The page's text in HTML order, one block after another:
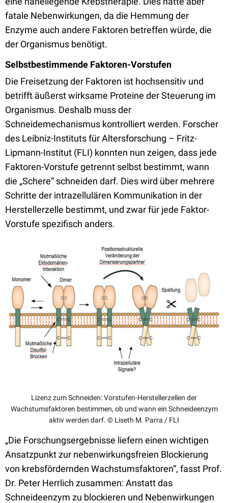
fatale Nebenwirkungen, da die Hemmung der
Enzyme auch andere Faktoren betreffen würde, die
der Organismus benötigt.
Selbstbestimmende Faktoren-Vorstufen
Die Freisetzung der Faktoren ist hochsensitiv und
betrifft äußerst wirksame Proteine der Steuerung im
Organismus. Deshalb muss der
Schneidemechanismus kontrolliert werden. Forscher
des Leibniz-Instituts für Altersforschung – Fritz-
Lipmann-Institut (FLI) konnten nun zeigen, dass jede
Faktoren-Vorstufe getrennt selbst bestimmt, wann
die „Schere“ schneiden darf. Dies wird über mehrere
Schritte der intrazellulären Kommunikation in der
Herstellerzelle bestimmt, und zwar für jede Faktor-
Vorstufe spezifisch anders.
Lizenz zum Schneiden: Vorstufen-Herstellerzellen der
Wachstumsfaktoren bestimmen, ob und wann ein Schneideenzym
aktiv werden darf. © Liseth M. Parra / FLI
„Die Forschungsergebnisse liefern einen wichtigen
Ansatzpunkt zur nebenwirkungsfreien Blockierung
von krebsfördernden Wachstumsfaktoren“, fasst Prof.
Dr. Peter Herrlich zusammen: Anstatt das
Schneideenzym zu blockieren und Nebenwirkungen